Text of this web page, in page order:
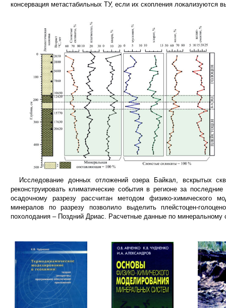
консервация метастабильных ТУ, если их скопления локализуются
Исследование донных отложений озера Байкал, вскрытых
реконструировать климатические события в регионе за
осадочному разрезу рассчитан методом физико-химического
минералов по разрезу позволило выделить плейстоцен-
похолодания – Поздний Дриас. Расчетные данные по